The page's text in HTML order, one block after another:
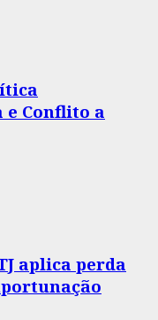
e Conflito a
aplica perda